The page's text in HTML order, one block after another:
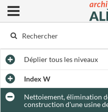
Archives
Ouvrir le menu déroulant
Dépliertous les niveaux
Index W
Nettoiement, élimination
construction d'une usine